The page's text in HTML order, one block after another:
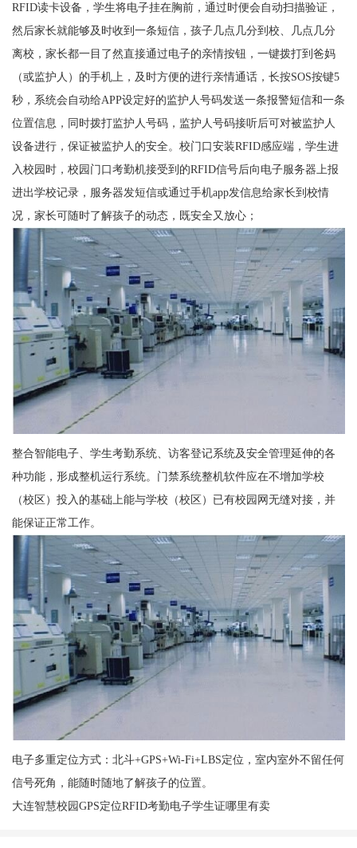
RFID读卡设备，学生将电子挂在胸前，通过时便会自动扫描验证，
然后家长就能够及时收到一条短信，孩子几点几分到校、几点几分
离校，家长都一目了然直接通过电子的亲情按钮，一键拨打到爸妈
（或监护人）的手机上，及时方便的进行亲情通话，长按SOS按键5
秒，系统会自动给APP设定好的监护人号码发送一条报警短信和一条
位置信息，同时拨打监护人号码，监护人号码接听后可对被监护人
设备进行，保证被监护人的安全。校门口安装RFID感应端，学生进
入校园时，校园门口考勤机接受到的RFID信号后向电子服务器上报
进出学校记录，服务器发短信或通过手机app发信息给家长到校情
况，家长可随时了解孩子的动态，既安全又放心；
整合智能电子、学生考勤系统、访客登记系统及安全管理延伸的各
种功能，形成整机运行系统。门禁系统整机软件应在不增加学校
（校区）投入的基础上能与学校（校区）已有校园网无缝对接，并
能保证正常工作。
电子多重定位方式：北斗+GPS+Wi-Fi+LBS定位，室内室外不留任何
信号死角，能随时随地了解孩子的位置。
大连智慧校园GPS定位RFID考勤电子学生证哪里有卖